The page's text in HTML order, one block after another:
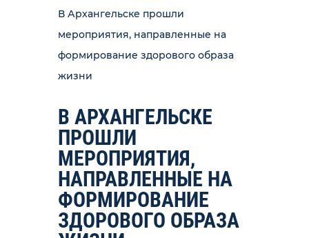
В Архангельске прошли
мероприятия, направленные на
формирование здорового образа
жизни
В АРХАНГЕЛЬСКЕ
ПРОШЛИ
МЕРОПРИЯТИЯ,
НАПРАВЛЕННЫЕ НА
ФОРМИРОВАНИЕ
ЗДОРОВОГО ОБРАЗА